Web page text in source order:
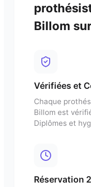
Billom
Vérifiées et
Chaque
Billom est
Diplômes et
Réservation